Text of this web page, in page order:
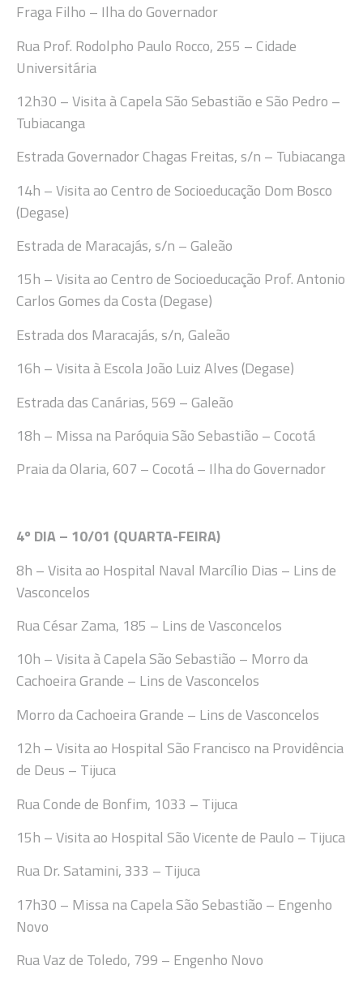
Fraga Filho – Ilha do Governador
Rua Prof. Rodolpho Paulo Rocco, 255 –Cidade
Universitária
12h30 – Visita à Capela São Sebastião e São Pedro –
Tubiacanga
Estrada Governador Chagas Freitas, s/n – Tubiacanga
14h – Visita ao Centro de Socioeducação Dom Bosco
(Degase)
Estradade Maracajás, s/n –Galeão
15h – Visita ao Centro de Socioeducação Prof. Antonio
Carlos Gomes da Costa (Degase)
Estrada dos Maracajás, s/n, Galeão
16h – Visitaà Escola João Luiz Alves (Degase)
Estradadas Canárias, 569 –Galeão
18h – Missana Paróquia São Sebastião –Cocotá
Praiada Olaria, 607 – Cocotá – Ilha do Governador
4º DIA – 10/01 (QUARTA-FEIRA)
8h – Visita ao Hospital Naval Marcílio Dias – Lins de
Vasconcelos
RuaCésar Zama, 185 – Lins de Vasconcelos
10h – Visita à Capela São Sebastião – Morro da
Cachoeira Grande – Lins de Vasconcelos
Morro da Cachoeira Grande – Lins de Vasconcelos
12h – Visita ao Hospital São Francisco na Providência
de Deus – Tijuca
Rua Conde de Bonfim, 1033 – Tijuca
15h – Visita ao Hospital São Vicente de Paulo – Tijuca
RuaDr. Satamini, 333 – Tijuca
17h30 – Missa naCapelaSão Sebastião – Engenho
Novo
Rua Vaz de Toledo, 799 – Engenho Novo